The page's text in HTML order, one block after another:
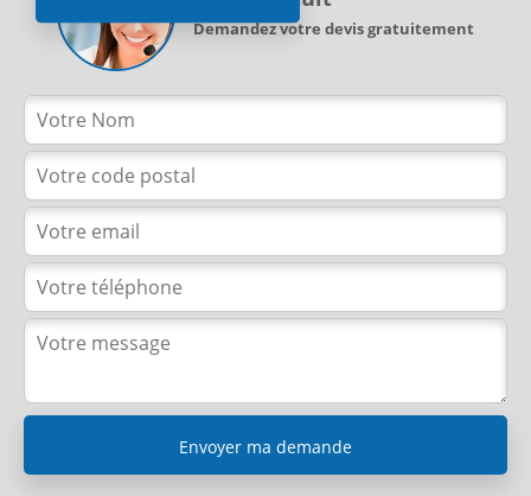
Demandez votre devis gratuitement